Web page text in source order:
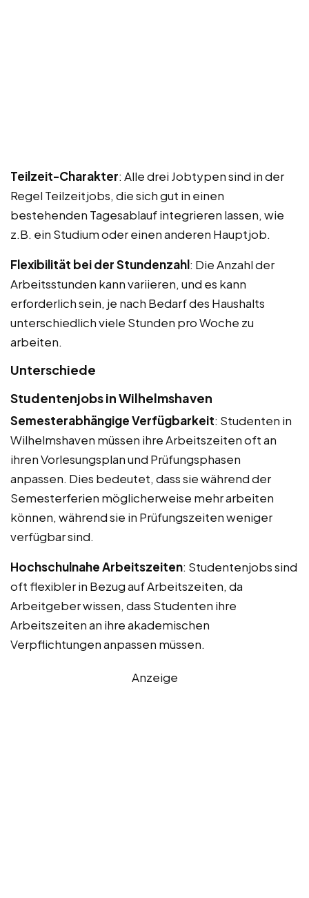
Teilzeit-Charakter: Alle drei Jobtypen sind in der
Regel Teilzeitjobs, die sich gut in einen
bestehenden Tagesablauf integrieren lassen, wie
z.B. ein Studium oder einen anderen Hauptjob.
Flexibilität bei der Stundenzahl: Die Anzahl der
Arbeitsstunden kann variieren, und es kann
erforderlich sein, je nach Bedarf des Haushalts
unterschiedlich viele Stunden pro Woche zu
arbeiten.
Unterschiede
Studentenjobs in Wilhelmshaven
Semesterabhängige Verfügbarkeit: Studenten in
Wilhelmshaven müssen ihre Arbeitszeiten oft an
ihren Vorlesungsplan und Prüfungsphasen
anpassen. Dies bedeutet, dass sie während der
Semesterferien möglicherweise mehr arbeiten
können, während sie in Prüfungszeiten weniger
verfügbar sind.
Hochschulnahe Arbeitszeiten: Studentenjobs sind
oft flexibler in Bezug auf Arbeitszeiten, da
Arbeitgeber wissen, dass Studenten ihre
Arbeitszeiten an ihre akademischen
Verpflichtungen anpassen müssen.
Anzeige